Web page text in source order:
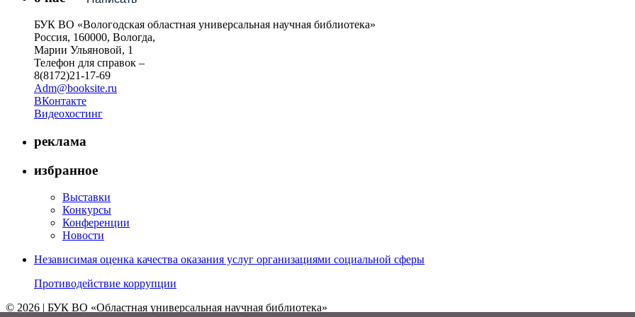
БУК ВО «Вологодская областная универсальная научная библиотека»
Россия, 160000, Вологда,
Марии Ульяновой, 1
Телефон для справок –
8(8172)21-17-69
Adm@booksite.ru
ВКонтакте
Видеохостинг
реклама
избранное
Выставки
Конкурсы
Конференции
Новости
Независимая оценка качества оказания услуг организациями социальной сферы
Противодействие коррупции
© 2026 | БУК ВО «Областная универсальная научная библиотека»